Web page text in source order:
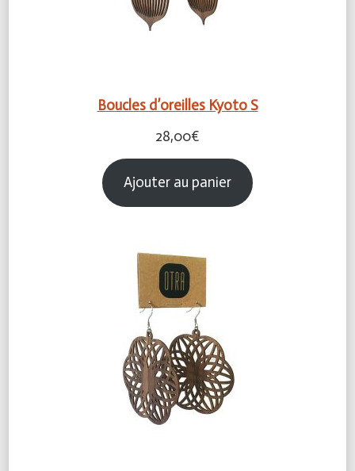
Boucles d’oreilles Kyoto S
28,00€
Ajouter au panier